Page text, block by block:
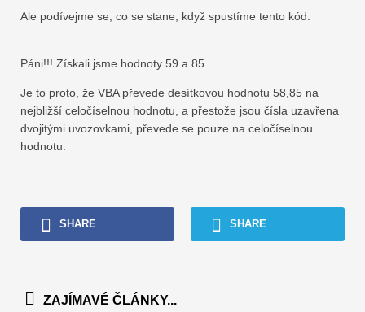
Ale podívejme se, co se stane, když spustíme tento kód.
Páni!!! Získali jsme hodnoty 59 a 85.
Je to proto, že VBA převede desítkovou hodnotu 58,85 na
nejbližší celočíselnou hodnotu, a přestože jsou čísla uzavřena
dvojitými uvozovkami, převede se pouze na celočíselnou
hodnotu.
SHARE SHARE
ZAJÍMAVÉ ČLÁNKY...